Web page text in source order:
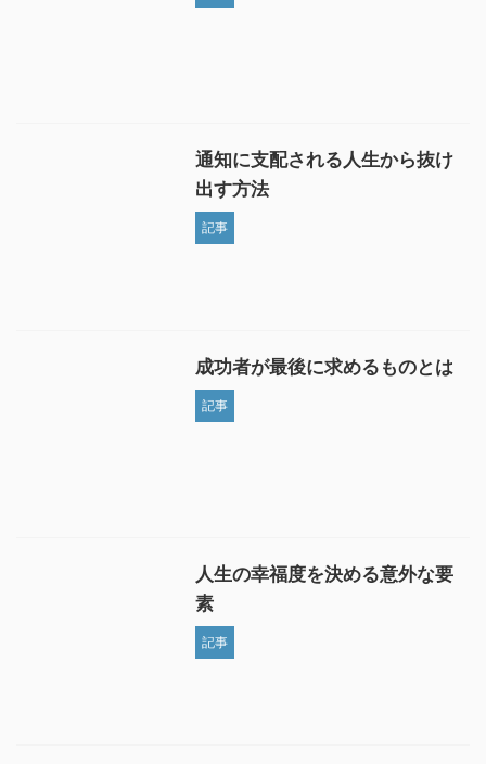
通知に支配される人生から抜け
出す方法
記事
成功者が最後に求めるものとは
記事
人生の幸福度を決める意外な要
素
記事